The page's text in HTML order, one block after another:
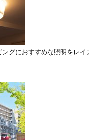
ングにおすすめな照明をレイ